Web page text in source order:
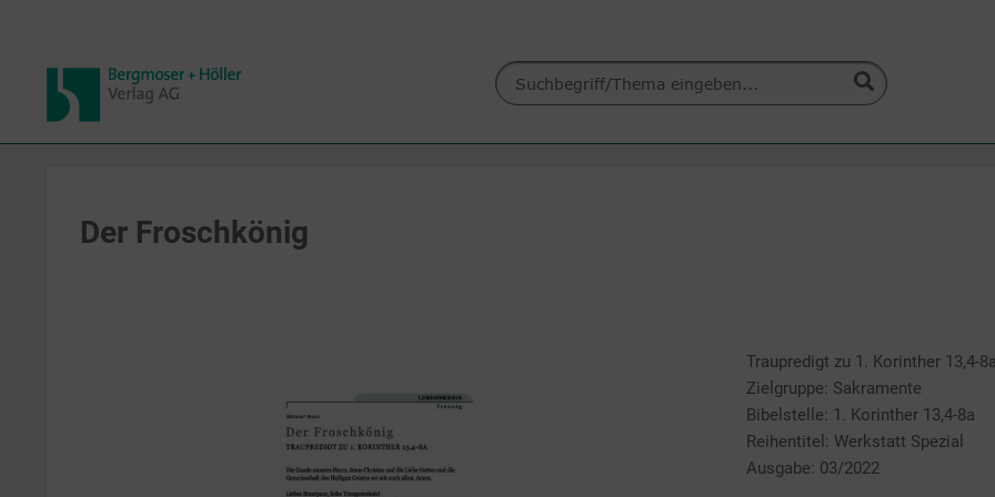
Der Froschkönig
Traupredigt zu 1. Korinther 13,4-8a
Zielgruppe: Sakramente
Bibelstelle: 1. Korinther 13,4-8a
Reihentitel: Werkstatt Spezial
Ausgabe: 03/2022